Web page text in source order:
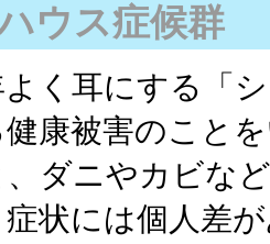
ウス症候群
く耳にする「
康被害のこと
ダニやカビな
状には個人差